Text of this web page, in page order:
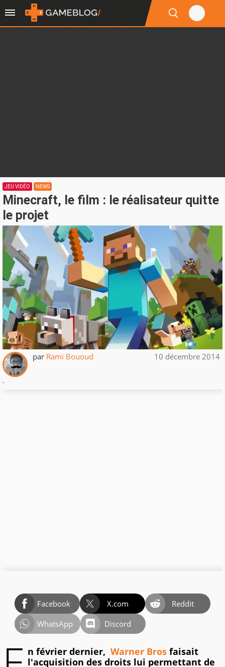
JEU VIDÉO NEWS
Minecraft, le film : le réalisateur quitte
le projet
par Rami Bououd 10 décembre 2014
.
Facebook X.com
Reddit
WhatsApp
Discord
n février dernier, Warner Bros faisait
l'acquisition des droits lui permettant de